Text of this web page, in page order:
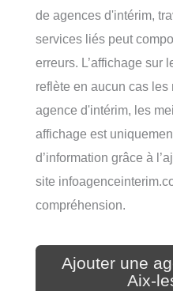
de agences d'intérim,
services liés peut
erreurs. L’affichage sur
reflète en aucun cas les
agence d'intérim, les
affichage est
d’information grâce à
site
compréhension.
Ajouter une
Aix-